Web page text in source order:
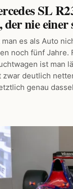
SL
nie einer
es als Auto
noch fünf Jahre.
ist man
deutlich
genau